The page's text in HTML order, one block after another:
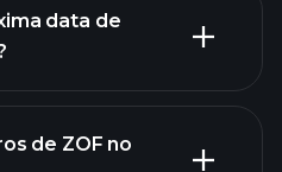
data de
de ZOF no